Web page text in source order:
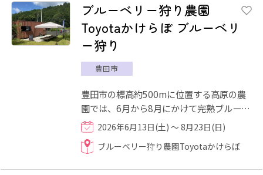
ブルーベリー狩り農園
Toyotaかけらぼ ブルーベリ
ー狩り
豊田市
豊田市の標高約500mに位置する高原の農
園では、6月から8月にかけて完熟ブルーベ
リーの収穫体験を楽しめます。農園内に
は、天然の川の水を引き込ん...
2026年6月13日(土) ～ 8月23日(日)
ブルーベリー狩り農園Toyotaかけらぼ